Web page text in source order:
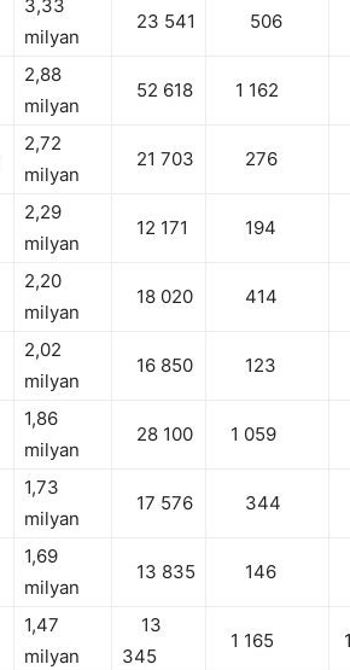
3,33
milyan
23 541 506
2,88
milyan
52 618 1 162
2,72
milyan
21 703 276
2,29
milyan
12 171 194
2,20
milyan
18 020 414
2,02
milyan
16 850 123
1,86
milyan
28 100 1 059
1,73
milyan
17 576 344
1,69
milyan
13 835 146
1,47
milyan
13
345
1 165